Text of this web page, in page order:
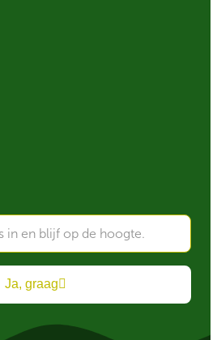
Ja, graag